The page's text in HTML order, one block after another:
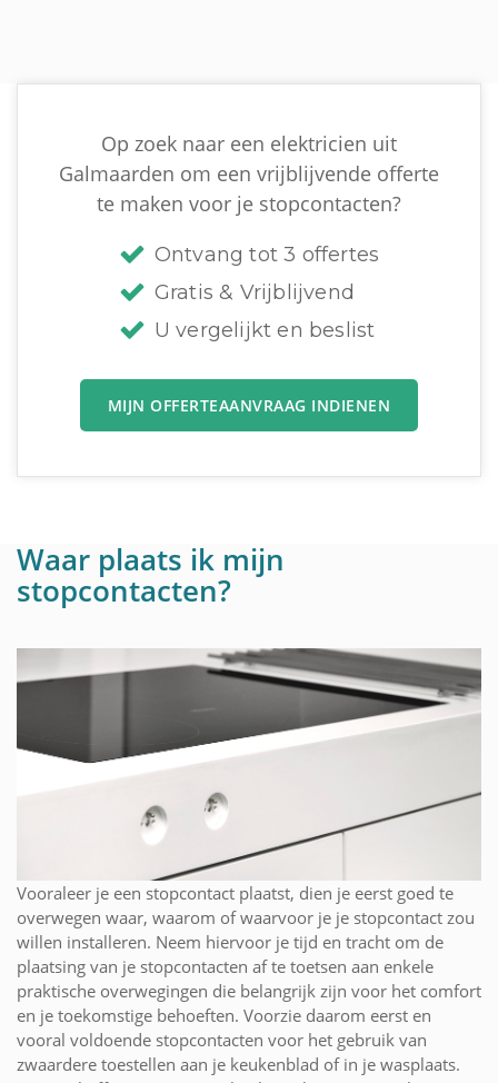
Op zoek naar een elektricien uit
Galmaarden om een vrijblijvende offerte
te maken voor je stopcontacten?
Ontvang tot 3 offertes
Gratis & Vrijblijvend
U vergelijkt en beslist
MIJN OFFERTEAANVRAAG INDIENEN
Waar plaats ik mijn
stopcontacten?
Vooraleer je een stopcontact plaatst, dien je eerst goed te
overwegen waar, waarom of waarvoor je je stopcontact zou
willen installeren. Neem hiervoor je tijd en tracht om de
plaatsing van je stopcontacten af te toetsen aan enkele
praktische overwegingen die belangrijk zijn voor het comfort
en je toekomstige behoeften. Voorzie daarom eerst en
vooral voldoende stopcontacten voor het gebruik van
zwaardere toestellen aan je keukenblad of in je wasplaats.